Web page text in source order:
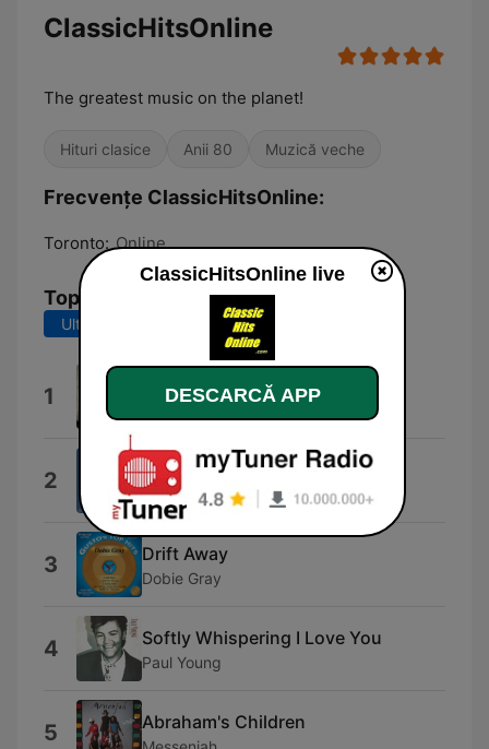
ClassicHitsOnline
The greatest music on the planet!
Hituri clasice Anii 80 Muzică veche
Frecvențe ClassicHitsOnline:
Toronto: Online
Top melodii
Ultimele 7 zile Ultimele 30 de zile
1 Livin' la Vida Loca
2 Hazy Shade of Winter
The Bangles
3 Drift Away
Dobie Gray
4 Softly Whispering I Love You
Paul Young
5 Abraham's Children
ClassicHitsOnline live
DESCARCĂ APP